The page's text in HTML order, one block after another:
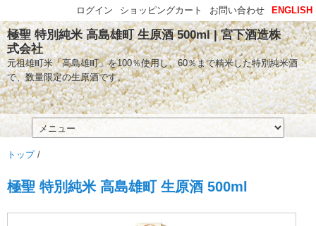
極聖 特別純米 高島雄町 生原酒 500ml | 宮下酒造株
式会社
元祖雄町米「高島雄町」を100％使用し、60％まで精米した特別純米酒
で、数量限定の生原酒です。
トップ/
極聖 特別純米 高島雄町 生原酒 500ml
ENGLISH
お問い合わせ
ショッピングカート
ログイン